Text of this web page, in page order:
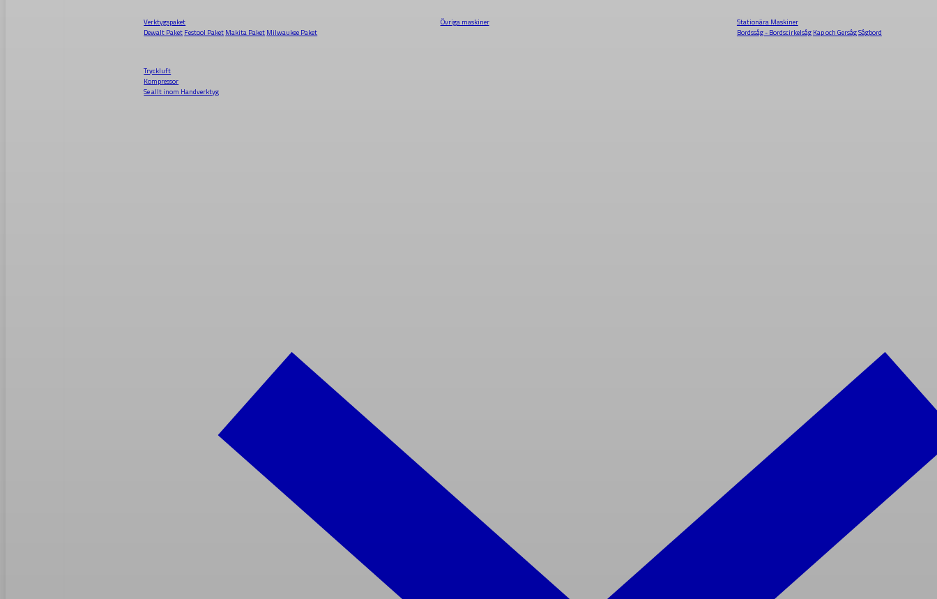
Verktygspaket
Dewalt Paket Festool Paket Makita Paket Milwaukee Paket
Övriga maskiner
Stationära Maskiner
Bordssåg - Bordscirkelsåg Kap och GersågSågbord
Tryckluft
Kompressor
Se allt inom Handverktyg